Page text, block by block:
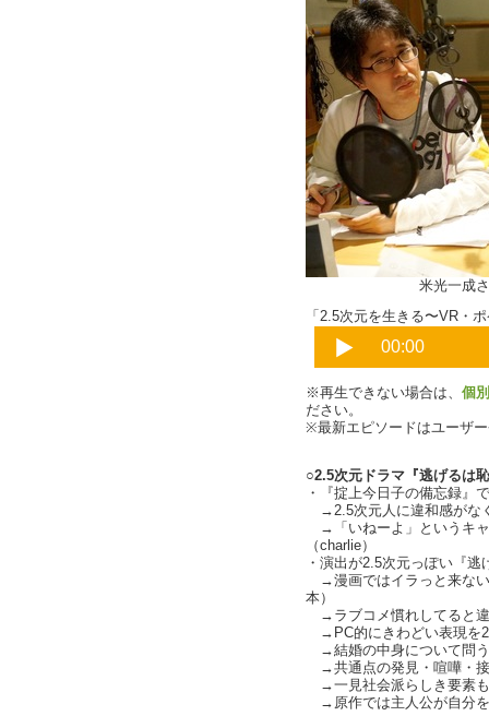
米光一成さん＆海
「2.5次元を生きる〜VR・
※再生できない場合は、 個
ださい。
※最新エピソードはユーザ
○2.5次元ドラマ『逃げるは
・『掟上今日子の備忘録』
→2.5次元人に違和感がな
→「いねーよ」というキャ
（charlie）
・演出が2.5次元っぽい『逃
→漫画ではイラっと来ない
本）
→ラブコメ慣れしてると
→PC的にきわどい表現を
→結婚の中身について問
→共通点の発見・喧嘩・
→一見社会派らしき要素
→原作では主人公が自分を